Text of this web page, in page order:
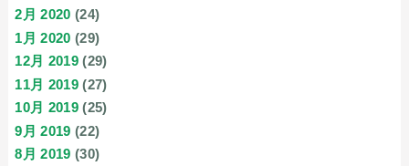
2月 2020 (24)
1月 2020 (29)
12月 2019 (29)
11月 2019 (27)
10月 2019 (25)
9月 2019 (22)
8月 2019 (30)